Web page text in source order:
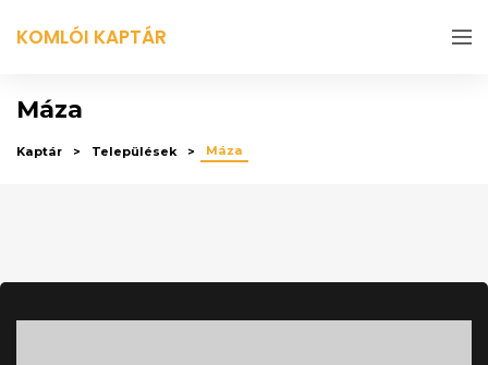
KOMLÓI KAPTÁR
Máza
Kaptár Települések Máza